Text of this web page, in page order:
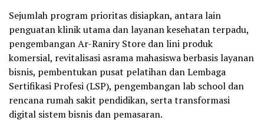
Sejumlah program prioritas disiapkan, antara lain
penguatan klinik utama dan layanan kesehatan terpadu,
pengembangan Ar-Raniry Store dan lini produk
komersial, revitalisasi asrama mahasiswa berbasis layanan
bisnis, pembentukan pusat pelatihan dan Lembaga
Sertifikasi Profesi (LSP), pengembangan lab school dan
rencana rumah sakit pendidikan, serta transformasi
digital sistem bisnis dan pemasaran.